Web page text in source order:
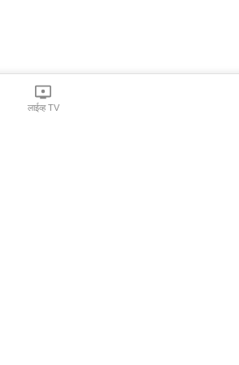
लाईव्ह TV